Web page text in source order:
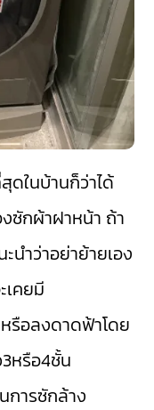
ดในบ้านก็ว่าได้
งซักผ้าฝาหน้า ถ้า
นำว่าอย่าย้ายเอง
เคยมี
รือลงดาดฟ้าโดย
หรือ4ชั้น
การซักล้าง